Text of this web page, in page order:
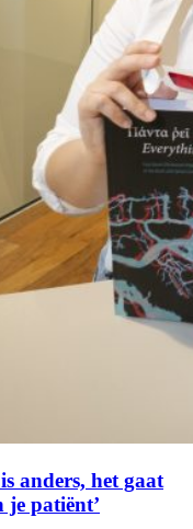
anders, het gaat
patiënt’